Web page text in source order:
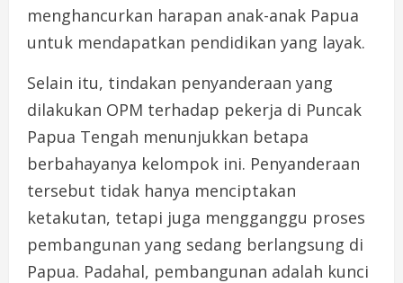
menghancurkan harapan anak-anak Papua
untuk mendapatkan pendidikan yang layak.
Selain itu, tindakan penyanderaan yang
dilakukan OPM terhadap pekerja di Puncak
Papua Tengah menunjukkan betapa
berbahayanya kelompok ini. Penyanderaan
tersebut tidak hanya menciptakan
ketakutan, tetapi juga mengganggu proses
pembangunan yang sedang berlangsung di
Papua. Padahal, pembangunan adalah kunci